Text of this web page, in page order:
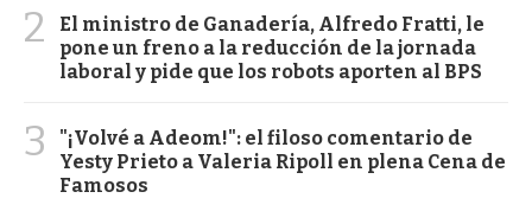
2
El ministro de Ganadería, Alfredo Fratti, le
pone un freno a la reducción de la jornada
laboral y pide que los robots aporten al BPS
3
"¡Volvé a Adeom!": el filoso comentario de
Yesty Prieto a Valeria Ripoll en plena Cena de
Famosos